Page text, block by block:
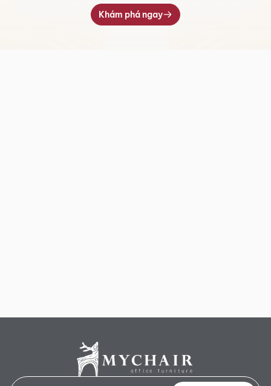
Khám phá ngay